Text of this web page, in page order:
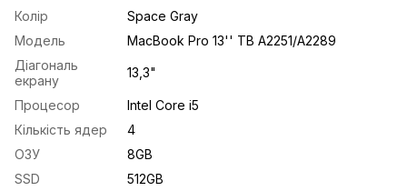
Колір
Space Gray
Модель
MacBook Pro 13'' TB A2251/A2289
Діагональ
екрану
13,3"
Процесор
Intel Core i5
Кількість ядер
4
ОЗУ
8GB
SSD
512GB